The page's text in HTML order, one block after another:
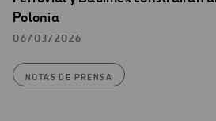
Polonia
06/03/2026
NOTAS DE PRENSA